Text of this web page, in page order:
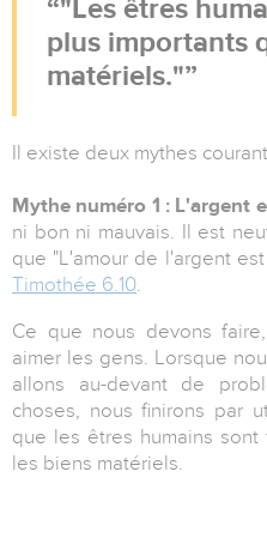
"Les êtres
plus importants
matériels."
Il existe deux mythes
Mythe numéro 1 : L'argent
ni bon ni mauvais. Il est
que "L'amour de l'argent
Timothée 6.10.
Ce que nous devons
aimer les gens. Lorsque
allons au-devant de
choses, nous finirons par
que les êtres humains
les biens matériels.